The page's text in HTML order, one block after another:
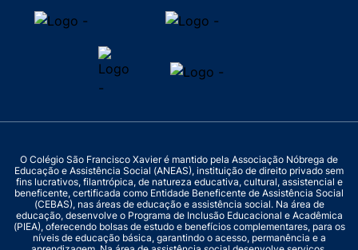
O Colégio São Francisco Xavier é mantido pela Associação Nóbrega de
Educação e Assistência Social (ANEAS), instituição de direito privado sem
fins lucrativos, filantrópica, de natureza educativa, cultural, assistencial e
beneficente, certificada como Entidade Beneficente de Assistência Social
(CEBAS), nas áreas de educação e assistência social. Na área de
educação, desenvolve o Programa de Inclusão Educacional e Acadêmica
(PIEA), oferecendo bolsas de estudo e benefícios complementares, para os
níveis de educação básica, garantindo o acesso, permanência e a